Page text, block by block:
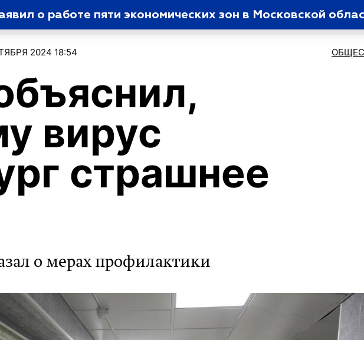
о работе пяти экономических зон в Московской
2024 18:54
вирус
страшнее
о мерах профилактики